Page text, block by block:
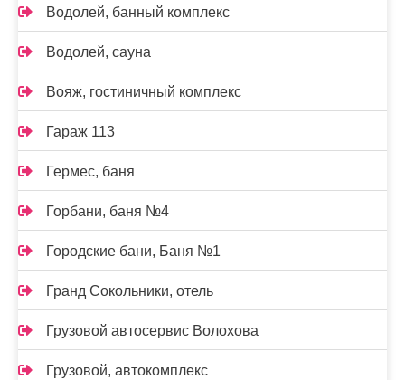
Водолей, банный комплекс
Водолей, сауна
Вояж, гостиничный комплекс
Гараж 113
Гермес, баня
Горбани, баня №4
Городские бани, Баня №1
Гранд Сокольники, отель
Грузовой автосервис Волохова
Грузовой, автокомплекс